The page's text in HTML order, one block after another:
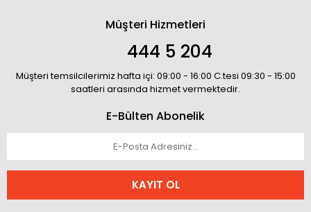
Müşteri Hizmetleri
444 5 204
Müşteri temsilcilerimiz hafta içi: 09:00 - 16:00 C.tesi 09:30 - 15:00
saatleri arasında hizmet vermektedir.
E-Bülten Abonelik
KAYIT OL